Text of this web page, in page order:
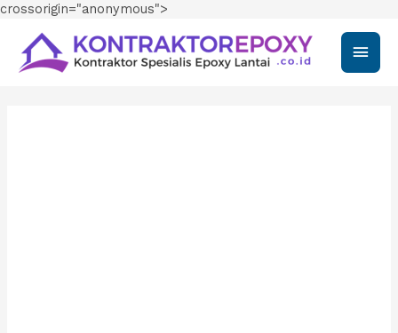
crossorigin="anonymous">
Main